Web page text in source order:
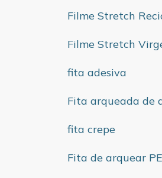
Filme Stretch
Filme Stretch
fita adesiva
Fita arqueada de
fita crepe
Fita de arquear